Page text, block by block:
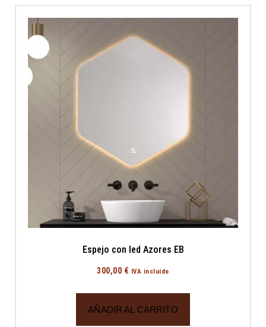
Espejo con led Azores EB
300,00 € IVA incluido
AÑADIR AL CARRITO